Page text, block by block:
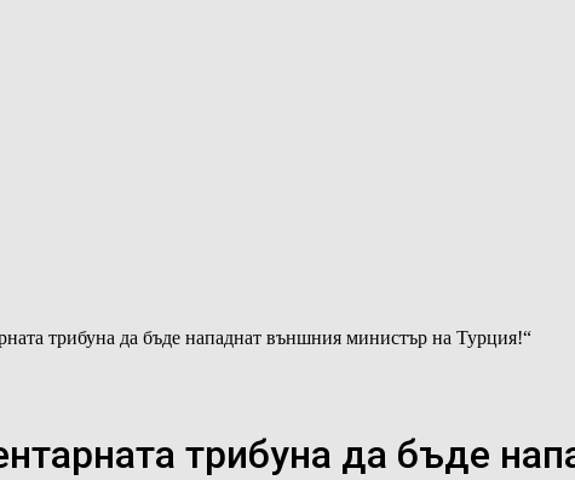
трибуна да бъде нападнат външния министър на Турция!“
трибуна да бъде